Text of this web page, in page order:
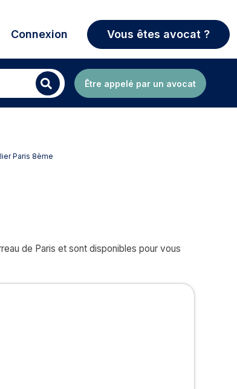
Connexion Vous êtes avocat ?
Être appelé par un avocat
Paris 8ème
de Paris et sont disponibles pour vous